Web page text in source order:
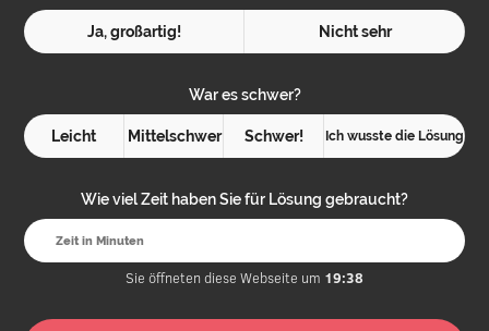
Ja, großartig! Nicht sehr
War es schwer?
Leicht Mittelschwer Schwer! Ich wusste die Lösung
Wie viel Zeit haben Sie für Lösung gebraucht?
Sie öffneten diese Webseite um 19:38